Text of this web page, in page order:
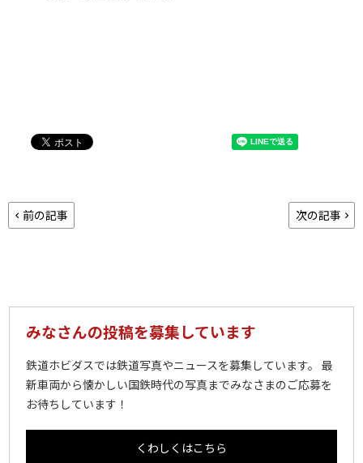
前の記事 次の記事
みなさんの投稿を募集しています
鉄道ホビダスでは鉄道写真やニュースを募集しています。 最
新車両から懐かしい国鉄時代の写真までみなさまのご応募を
お待ちしています！
くわしくはこちら